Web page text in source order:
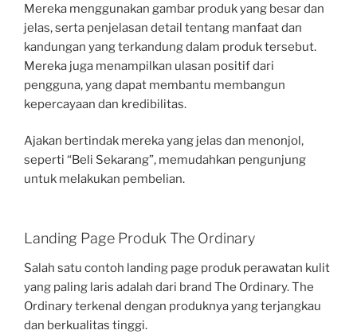
Mereka menggunakan gambar produk yang besar dan
jelas, serta penjelasan detail tentang manfaat dan
kandungan yang terkandung dalam produk tersebut.
Mereka juga menampilkan ulasan positif dari
pengguna, yang dapat membantu membangun
kepercayaan dan kredibilitas.
Ajakan bertindak mereka yang jelas dan menonjol,
seperti “Beli Sekarang”, memudahkan pengunjung
untuk melakukan pembelian.
Landing Page Produk The Ordinary
Salah satu contoh landing page produk perawatan kulit
yang paling laris adalah dari brand The Ordinary. The
Ordinary terkenal dengan produknya yang terjangkau
dan berkualitas tinggi.